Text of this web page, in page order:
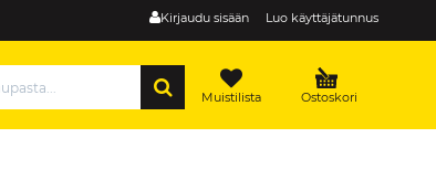
Kirjaudu sisään Luo käyttäjätunnus
Ostoskori
Muistilista